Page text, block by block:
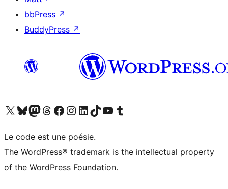
bbPress ↗
BuddyPress ↗
Visitez notre compte X (précédemment Twitter)
Visiter notre compte Bluesky
Visiter notre compte Mastodon
Visiter notre compte Threads
Consulter notre compte Facebook
Consulter notre compte Instagram
Consulter notre compte LinkedIn
Visiter notre compte TokTok
Visiter notre chaîne YouTube
Visiter notre compte Tumblr
Le code est une poésie.
The WordPress® trademark is the intellectual property
of the WordPress Foundation.